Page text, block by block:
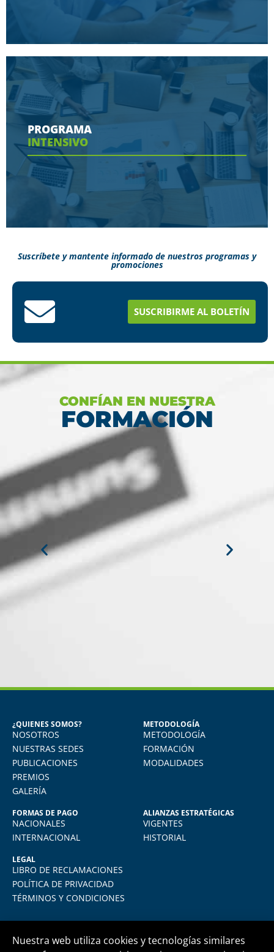
Conoce aquí las herramientas con las que
contaras en tu programa
Ver más
PROGRAMA
INTENSIVO
estudios en menos tiempo
Suscríbete y mantente informado de nuestros programas y
promociones
SUSCRIBIRME AL BOLETÍN
CONFÍAN EN NUESTRA
FORMACIÓN
GÓNGORA
Vivo en Arequipa y llevé el diploma con
total comodidad desde mi casa. La
plataforma virtual de FIDE es muy intuitiva
y muy amigable. La enseñanza virtual es
¿QUIENES SOMOS?
NOSOTROS
NUESTRAS SEDES
PUBLICACIONES
PREMIOS
GALERÍA
METODOLOGÍA
METODOLOGÍA
FORMACIÓN
MODALIDADES
FORMAS DE PAGO
NACIONALES
INTERNACIONAL
ALIANZAS ESTRATÉGICAS
VIGENTES
HISTORIAL
LEGAL
LIBRO DE RECLAMACIONES
POLÍTICA DE PRIVACIDAD
TÉRMINOS Y CONDICIONES
Nuestra web utiliza cookies y tecnologías similares